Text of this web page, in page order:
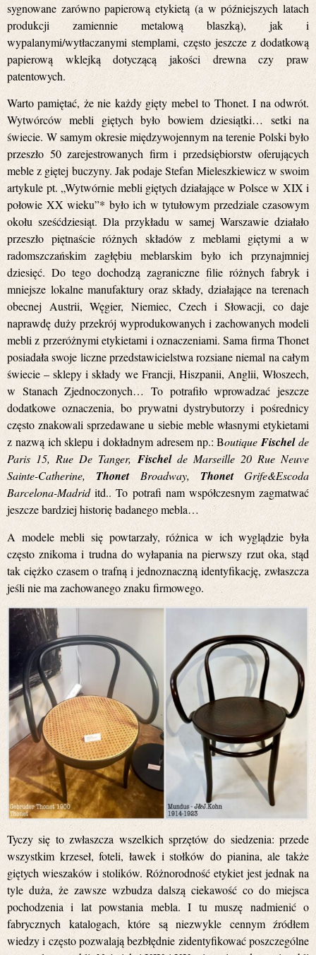
sygnowane zarówno papierową etykietą (a w późniejszych latach
produkcji zamiennie metalową blaszką), jak i
wypalanymi/wytłaczanymi stemplami, często jeszcze z dodatkową
papierową wklejką dotyczącą jakości drewna czy praw
patentowych.
Warto pamiętać, że nie każdy gięty mebel to Thonet. I na odwrót.
Wytwórców mebli giętych było bowiem dziesiątki… setki na
świecie. W samym okresie międzywojennym na terenie Polski było
przeszło 50 zarejestrowanych firm i przedsiębiorstw oferujących
meble z giętej buczyny. Jak podaje Stefan Mieleszkiewicz w swoim
artykule pt. „Wytwórnie mebli giętych działające w Polsce w XIX i
połowie XX wieku”* było ich w tytułowym przedziale czasowym
okołu sześćdziesiąt. Dla przykładu w samej Warszawie działało
przeszło piętnaście różnych składów z meblami giętymi a w
radomszczańskim zagłębiu meblarskim było ich przynajmniej
dziesięć. Do tego dochodzą zagraniczne filie różnych fabryk i
mniejsze lokalne manufaktury oraz składy, działające na terenach
obecnej Austrii, Węgier, Niemiec, Czech i Słowacji, co daje
naprawdę duży przekrój wyprodukowanych i zachowanych modeli
mebli z przeróżnymi etykietami i oznaczeniami. Sama firma Thonet
posiadała swoje liczne przedstawicielstwa rozsiane niemal na całym
świecie – sklepy i składy we Francji, Hiszpanii, Anglii, Włoszech,
w Stanach Zjednoczonych… To potrafiło wprowadzać jeszcze
dodatkowe oznaczenia, bo prywatni dystrybutorzy i pośrednicy
często znakowali sprzedawane u siebie meble własnymi etykietami
z nazwą ich sklepu i dokładnym adresem np.: BoutiqueFischelde
Paris 15, Rue De Tanger,Fischelde Marseille 20 Rue Neuve
Sainte-Catherine, ThonetBroadway, ThonetGrife&Escoda
Barcelona-Madriditd.. To potrafi nam współczesnym zagmatwać
jeszcze bardziej historię badanego mebla…
A modele mebli się powtarzały, różnica w ich wyglądzie była
często znikoma i trudna do wyłapania na pierwszy rzut oka, stąd
tak ciężko czasem o trafną i jednoznaczną identyfikację, zwłaszcza
jeśli nie ma zachowanego znaku firmowego.
Tyczy się to zwłaszcza wszelkich sprzętów do siedzenia: przede
wszystkim krzeseł, foteli, ławek i stołków do pianina, ale także
giętych wieszaków i stolików. Różnorodność etykiet jest jednak na
tyle duża, że zawsze wzbudza dalszą ciekawość co do miejsca
pochodzenia i lat powstania mebla. I tu muszę nadmienić o
fabrycznych katalogach, które są niezwykle cennym źródłem
wiedzy i często pozwalają bezbłędnie zidentyfikować poszczególne